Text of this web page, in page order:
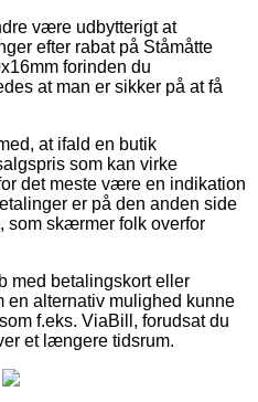
være udbytterigt at
efter rabat på Ståmåtte
forinden du
at man er sikker på at få
at ifald en butik
som kan virke
det meste være en indikation
er på den anden side
som skærmer folk overfor
med betalingskort eller
en alternativ mulighed kunne
f.eks. ViaBill, forudsat du
et længere tidsrum.